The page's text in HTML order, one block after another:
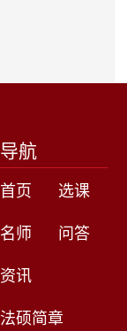
导航
首页
选课
名师
问答
资讯
法硕简章